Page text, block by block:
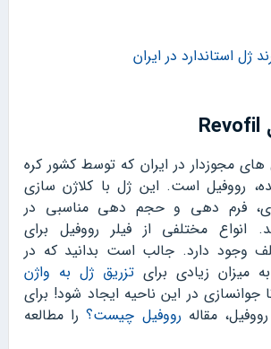
های مجوزدار در ایران که توسط کشور کره
رووفیل است. این ژل با کلاژن سازی
فرم دهی و حجم دهی مناسبی در
انواع مختلفی از فیلر رووفیل برای
وجود دارد. جالب است بدانید که در
میزان زیادی برایتزریق ژل به واژن
جوانسازی در این ناحیه ایجاد شود! برای
مقاله رووفیل چیست؟را مطالعه